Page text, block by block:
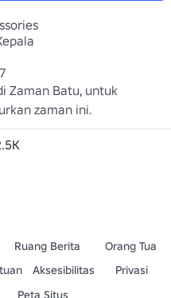
Zaman Batu, untuk
zaman ini.
Ruang Berita
Orang Tua
Aksesibilitas
Privasi
Peta Situs